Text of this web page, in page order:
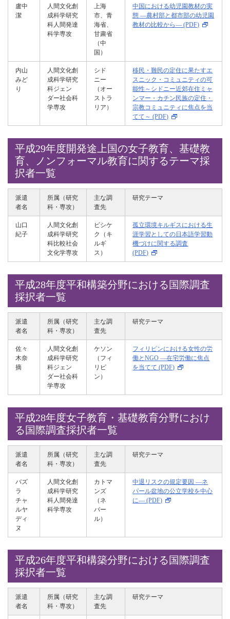
盧中
潔
人間文化創
成科学研究
科人間発達
科学専攻
上海
市、青
海省、
甘粛省
（中
国）
中国における幼児園教材の実
態 ―農村部と都市部の幼児園
教材の比較から― (PDF)
内山
みど
り
人間文化創
成科学研究
科ジェン
ダー社会科
学専攻
シド
ニー
（オー
ストラ
リア）
移民・難民の定住に果たすエ
スニック・コミュニティの可
能性～シドニー近郊在住ミャ
ンマー・カチン民族の定住・
宗教コミュニティに焦点を当
てて～ (PDF)
平成29年度開発途上国の女子教育、基礎教
育、ノンフォーマル教育に関するテーマ採
択者一覧
派遣
者名
所属（研究
科・専攻）
主な調
査先
研究テーマ
山口
紀子
人間文化創
成科学研究
科比較社会
文化学専攻
ビシケ
ク（キ
ルギ
ス）
孤立環境キルギスにおける生
涯学習としての日本語学習動
機づけに関する調査
(PDF)
平成28年度平和構築分野における国際調査
採択者一覧
派遣
者名
所属（研究
科・専攻）
主な調
査先
研究テーマ
佐々
木奈
摘
人間文化創
成科学研究
科ジェン
ダー社会科
学専攻
ケソン
（フィ
リピ
ン）
フィリピンにおける女性の労
働とNGO ―在宅労働に焦点
を当てて (PDF)
平成28年度女子教育・基礎教育分野におけ
る国際調査採択者一覧
派遣
者名
所属（研究
科・専攻）
主な調
査先
研究テーマ
バズ
ラ
チャ
ルヤ
ディ
ヌ
人間文化創
成科学研究
科人間発達
科学専攻
カトマ
ンズ
（ネ
パー
ル）
中退リスクの規定要因 ―ネ
パール盆地の公立学校を中心
に― (PDF)
平成26年度平和構築分野における国際調査
採択者一覧
派遣
者名
所属（研究
科・専攻）
主な調
査先
研究テーマ